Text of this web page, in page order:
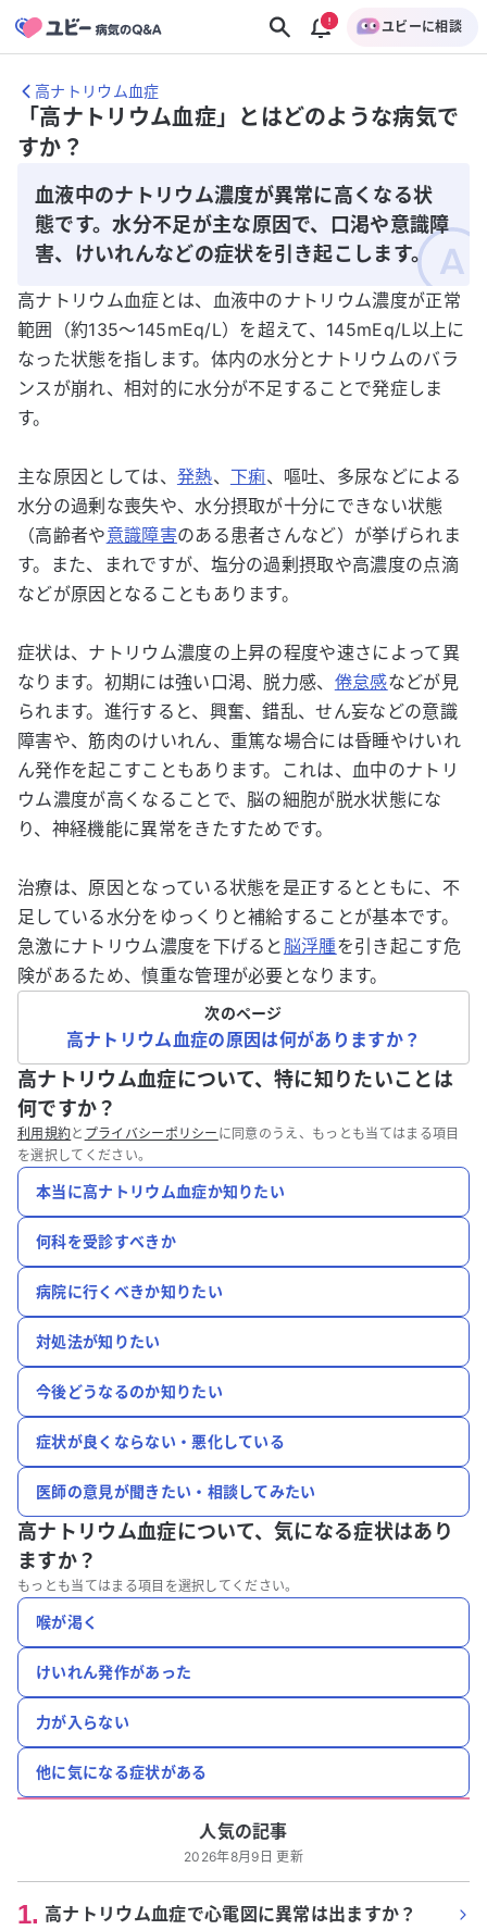
ユビーに相談
高ナトリウム血症
「高ナトリウム血症」とはどのような病気で
すか？
血液中のナトリウム濃度が異常に高くなる状
態です。水分不足が主な原因で、口渇や意識障
害、けいれんなどの症状を引き起こします。
高ナトリウム血症とは、血液中のナトリウム濃度が正常
範囲（約135～145mEq/L）を超えて、145mEq/L以上に
なった状態を指します。体内の水分とナトリウムのバラ
ンスが崩れ、相対的に水分が不足することで発症しま
す。
主な原因としては、 発熱、 下痢、嘔吐、多尿などによる
水分の過剰な喪失や、水分摂取が十分にできない状態
（高齢者や意識障害のある患者さんなど）が挙げられま
す。また、まれですが、塩分の過剰摂取や高濃度の点滴
などが原因となることもあります。
症状は、ナトリウム濃度の上昇の程度や速さによって異
なります。初期には強い口渇、脱力感、 倦怠感などが見
られます。進行すると、興奮、錯乱、せん妄などの意識
障害や、筋肉のけいれん、重篤な場合には昏睡やけいれ
ん発作を起こすこともあります。これは、血中のナトリ
ウム濃度が高くなることで、脳の細胞が脱水状態にな
り、神経機能に異常をきたすためです。
治療は、原因となっている状態を是正するとともに、不
足している水分をゆっくりと補給することが基本です。
急激にナトリウム濃度を下げると 脳浮腫を引き起こす危
険があるため、慎重な管理が必要となります。
次のページ
高ナトリウム血症の原因は何がありますか？
高ナトリウム血症について、特に知りたいことは
何ですか？
利用規約と プライバシーポリシー に同意のうえ、もっとも当てはまる項目
を選択してください。
本当に高ナトリウム血症か知りたい
何科を受診すべきか
病院に行くべきか知りたい
対処法が知りたい
今後どうなるのか知りたい
症状が良くならない・悪化している
医師の意見が聞きたい・相談してみたい
高ナトリウム血症について、気になる症状はあり
ますか？
もっとも当てはまる項目を選択してください。
喉が渇く
けいれん発作があった
力が入らない
他に気になる症状がある
人気の記事
2026年8月9日 更新
1. 高ナトリウム血症で心電図に異常は出ますか？